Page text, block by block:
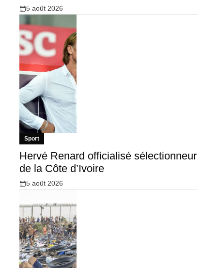
5 août 2026
Sport
Hervé Renard officialisé sélectionneur
de la Côte d’Ivoire
5 août 2026